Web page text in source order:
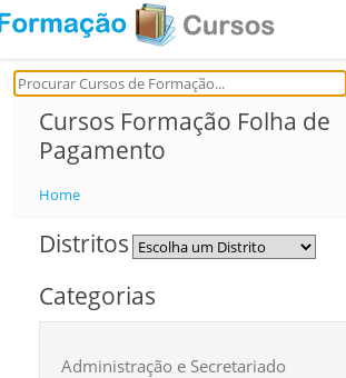
Cursos Formação Folha de
Pagamento
Home
Distritos
Categorias
Administração e Secretariado